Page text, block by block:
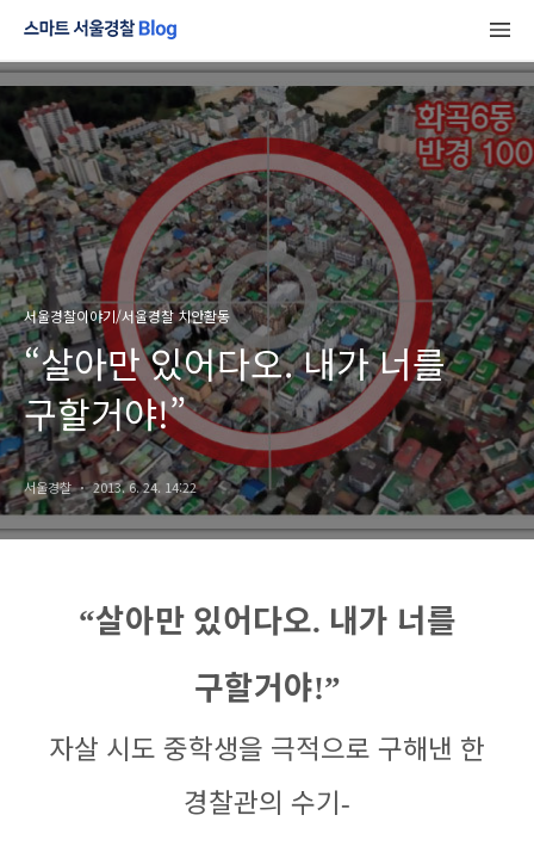
서울경찰이야기/서울경찰 치안활동
“살아만 있어다오. 내가 너를
구할거야!”
서울경찰 2013. 6. 24. 14:22
“살아만 있어다오. 내가 너를
구할거야!”
자살 시도 중학생을 극적으로 구해낸 한
경찰관의 수기-